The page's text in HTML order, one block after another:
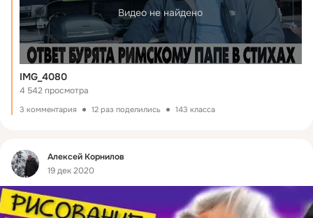
Видео не найдено
IMG_4080
4 542 просмотра
3 комментария 12 раз поделились 143 класса
Фид
Алексей Корнилов
19 дек 2020